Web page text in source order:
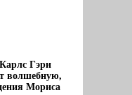
Гэри
волшебную,
Мориса